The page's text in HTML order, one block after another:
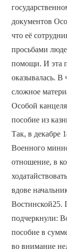
документов
что её
просьбами
помощи. И эта
оказывалась. В
сложное
Особой
пособие из
Так, в декабре
Военного
отношение, в
вдове
Востинской25.
подчеркнули:
пособие в
во внимание